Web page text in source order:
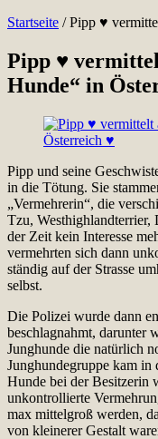
Startseite /Pipp ♥
Pipp ♥
Hunde“ in
Pipp und seine
in die Tötung. Sie
„Vermehrerin“, die
Tzu, Westhighlandterrier,
der Zeit kein Interesse
vermehrten sich dann
ständig auf der Strasse
selbst.
Die Polizei wurde dann
beschlagnahmt, darunter
Junghunde die natürlich
Junghundegruppe kam
Hunde bei der Besitzerin
unkontrollierte
max mittelgroß werden,
von kleinerer Gestalt